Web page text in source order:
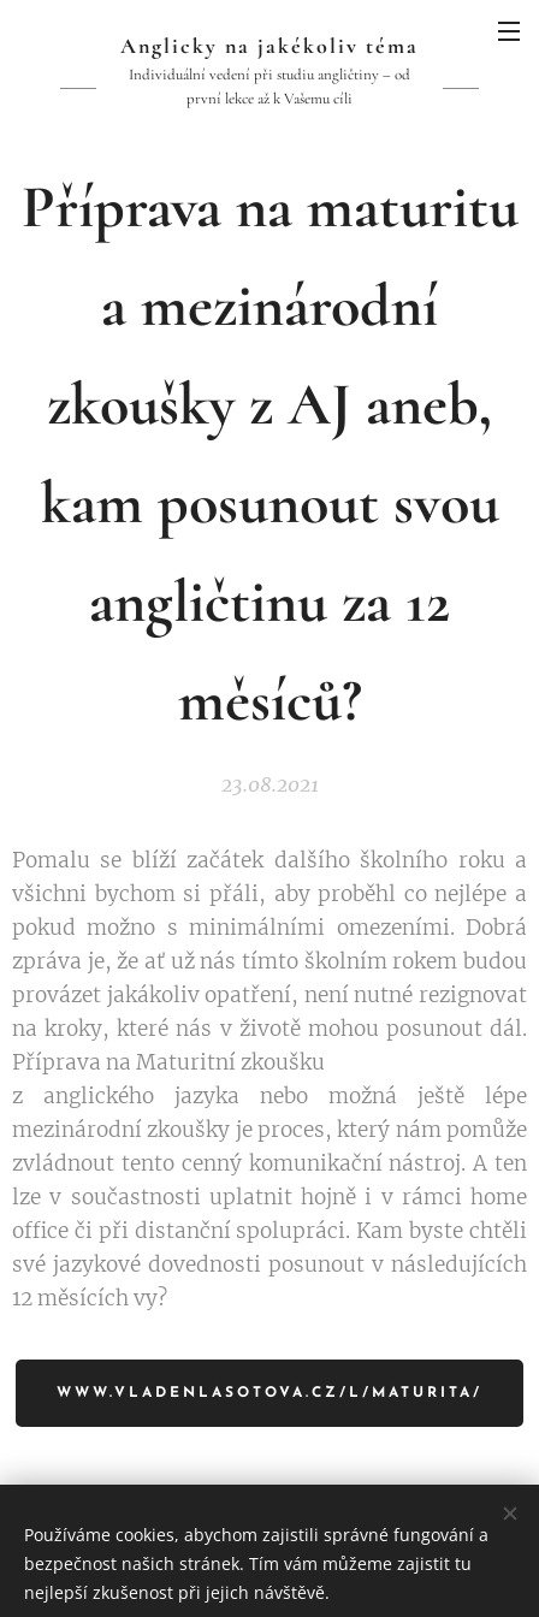
Anglicky na jakékoliv téma
Individuální vedení při studiu angličtiny – od
první lekce až k Vašemu cíli
Příprava na maturitu
a mezinárodní
zkoušky z AJ aneb,
kam posunout svou
angličtinu za 12
měsíců?
23.08.2021
Pomalu se blíží začátek dalšího školního roku a
všichni bychom si přáli, aby proběhl co nejlépe a
pokud možno s minimálními omezeními. Dobrá
zpráva je, že ať už nás tímto školním rokem budou
provázet jakákoliv opatření, není nutné rezignovat
na kroky, které nás v životě mohou posunout dál.
Příprava na Maturitní zkoušku
z anglického jazyka nebo možná ještě lépe
mezinárodní zkoušky je proces, který nám pomůže
zvládnout tento cenný komunikační nástroj. A ten
lze v součastnosti uplatnit hojně i v rámci home
office či při distanční spolupráci. Kam byste chtěli
své jazykové dovednosti posunout v následujících
12 měsících vy?
WWW.VLADENLASOTOVA.CZ/L/MATURITA/
Vladěn Lasotová - English
Používáme cookies, abychom zajistili správné fungování a
bezpečnost našich stránek. Tím vám můžeme zajistit tu
nejlepší zkušenost při jejich návštěvě.